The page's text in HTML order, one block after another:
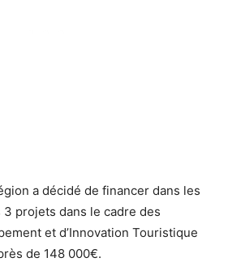
a décidé de financer dans les
projets dans le cadre des
et d’Innovation Touristique
de 148 000€.